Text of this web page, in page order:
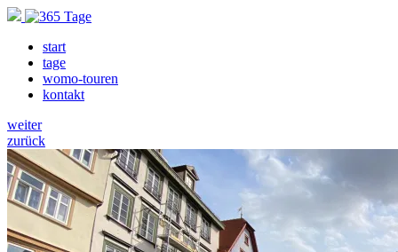
start
tage
womo-touren
kontakt
weiter
zurück